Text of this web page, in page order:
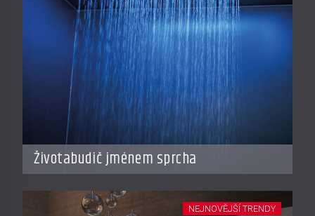
Životabudič jménem sprcha
NEJNOVĚJŠÍ TRENDY